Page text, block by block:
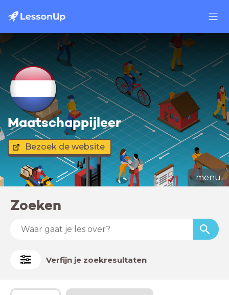
Maatschappijleer
Bezoek de website
menu
Zoeken
Verfijn je zoekresultaten